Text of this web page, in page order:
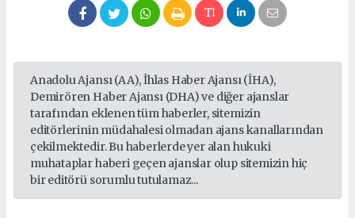
Anadolu Ajansı (AA), İhlas Haber Ajansı (İHA),
Demirören Haber Ajansı (DHA) ve diğer ajanslar
tarafından eklenen tüm haberler, sitemizin
editörlerinin müdahalesi olmadan ajans kanallarından
çekilmektedir. Bu haberlerde yer alan hukuki
muhataplar haberi geçen ajanslar olup sitemizin hiç
bir editörü sorumlu tutulamaz...